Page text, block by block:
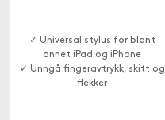
✓ Universal stylus for blant
annet iPad og iPhone
✓ Unngå fingeravtrykk, skitt og
flekker